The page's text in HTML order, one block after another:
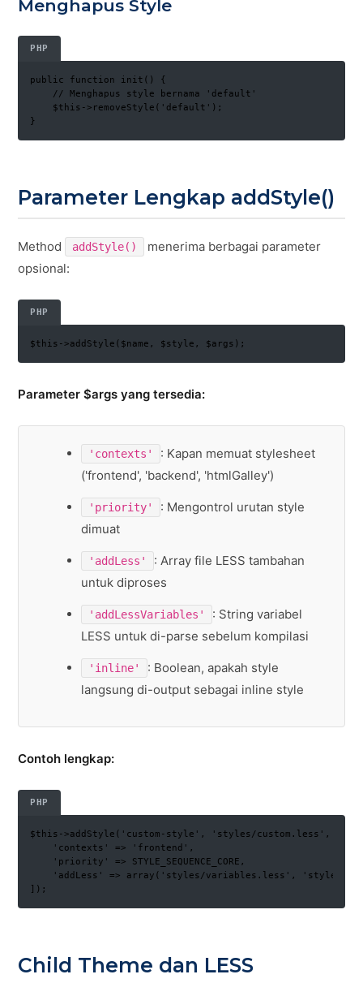
Menghapus Style
PHP
public function init() {
    // Menghapus style bernama 'default'
    $this->removeStyle('default');
}
Parameter Lengkap addStyle()
Method addStyle()
menerima berbagai parameter
opsional:
PHP
$this->addStyle($name, $style, $args);
Parameter $args yang tersedia:
'contexts'
: Kapan memuat stylesheet
('frontend', 'backend', 'htmlGalley')
'priority'
: Mengontrol urutan style
dimuat
'addLess'
: Array file LESS tambahan
untuk diproses
'addLessVariables'
: String variabel
LESS untuk di-parse sebelum kompilasi
'inline'
: Boolean, apakah style
langsung di-output sebagai inline style
Contoh lengkap:
PHP
$this->addStyle('custom-style', 'styles/custom.less', [
    'contexts' => 'frontend',
    'priority' => STYLE_SEQUENCE_CORE,
'addLess' => array('styles/variables.less', 'styles/
]);
Child Theme dan LESS